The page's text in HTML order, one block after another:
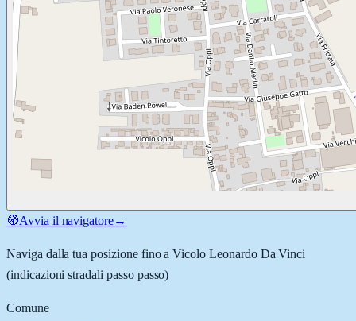
🧭Avvia il navigatore→
Naviga dalla tua posizione fino aVicolo Leonardo Da Vinci
(indicazioni stradali passo passo)
Comune